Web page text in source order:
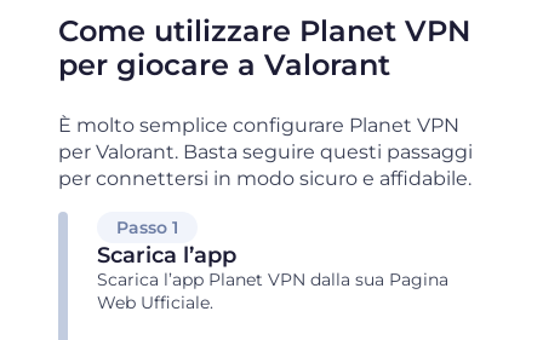
Come utilizzare Planet VPN
per giocare a Valorant
È molto semplice configurare Planet VPN
per Valorant. Basta seguire questi passaggi
per connettersi in modo sicuro e affidabile.
Passo 1
Scarica l’app
Scarica l’app Planet VPN dalla sua Pagina
Web Ufficiale.